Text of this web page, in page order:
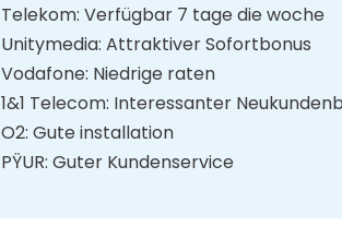
Telekom: Verfügbar 7 tage die woche
Unitymedia: Attraktiver Sofortbonus
Vodafone: Niedrige raten
1&1 Telecom: Interessanter
O2: Gute installation
PŸUR: Guter Kundenservice